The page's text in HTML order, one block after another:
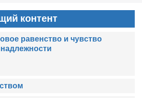
контент
равенство и чувство